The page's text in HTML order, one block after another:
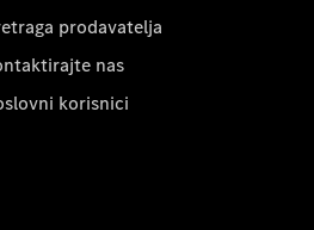
prodavatelja
nas
korisnici